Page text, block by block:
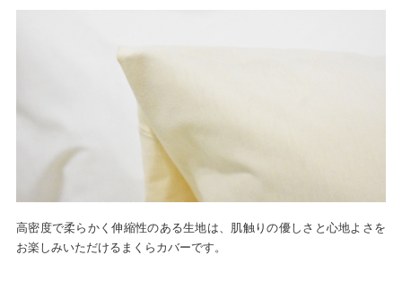
高密度で柔らかく伸縮性のある生地は、肌触りの優しさと心地よさを
お楽しみいただけるまくらカバーです。